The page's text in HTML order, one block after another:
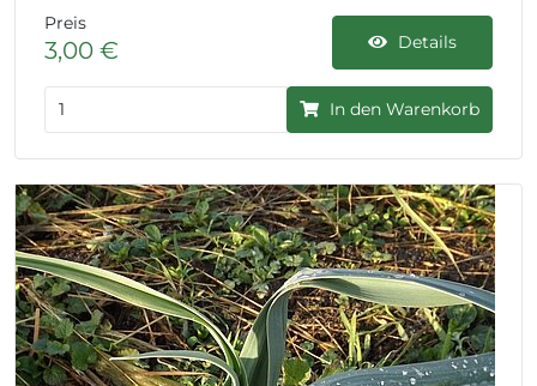
Preis
3,00 € Details
In den Warenkorb